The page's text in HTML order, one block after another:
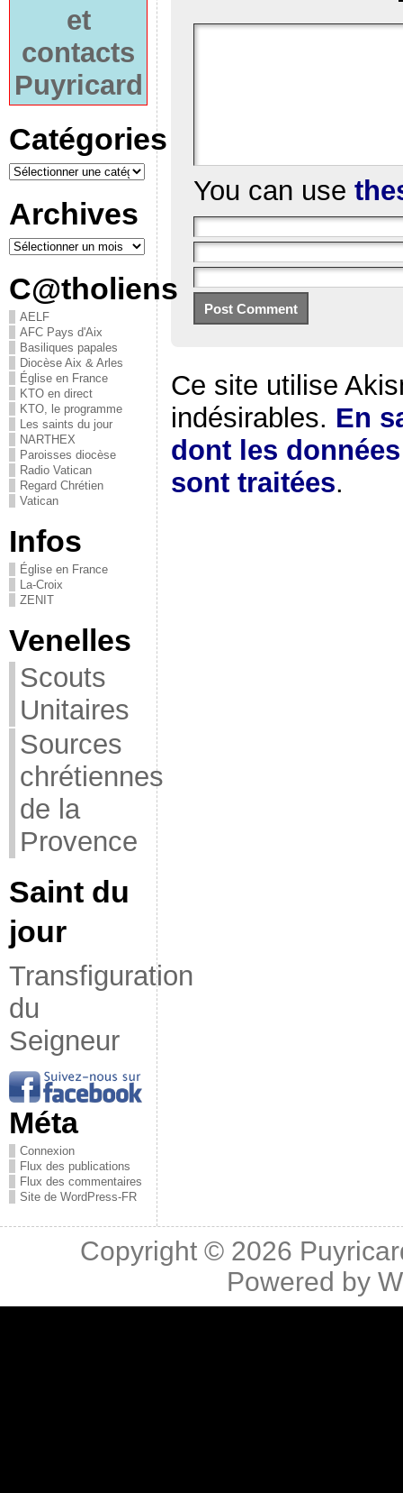
et
contacts
Puyricard
Catégories
Archives
C@tholiens
AELF
AFC Pays d'Aix
Basiliques papales
Diocèse Aix & Arles
Église en France
KTO en direct
KTO, le programme
Les saints du jour
NARTHEX
Paroisses diocèse
Radio Vatican
Regard Chrétien
Vatican
Infos
Église en France
La-Croix
ZENIT
Venelles
Scouts
Unitaires
Sources
chrétiennes
de la
Provence
Saint du
jour
Transfiguration
du
Seigneur
Méta
Connexion
Flux des publications
Flux des commentaires
Site de WordPress-FR
You can use
Ce site utilise
indésirables. En
dont les
sont traitées.
Copyright © 2026
Powered by